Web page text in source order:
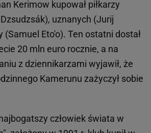
Kerimow kupował piłkarzy
uznanych (Jurij
(Samuel Eto'o). Ten ostatni dostał
20 mln euro rocznie, a na
z dziennikarzami wyjawił, że
Kamerunu zażyczył sobie
człowiek świata w